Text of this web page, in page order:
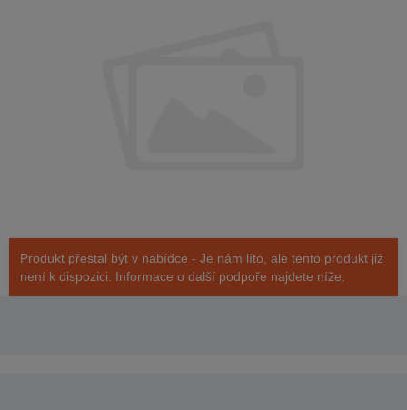
Produkt přestal být v nabídce - Je nám líto, ale tento produkt již
není k dispozici. Informace o další podpoře najdete níže.